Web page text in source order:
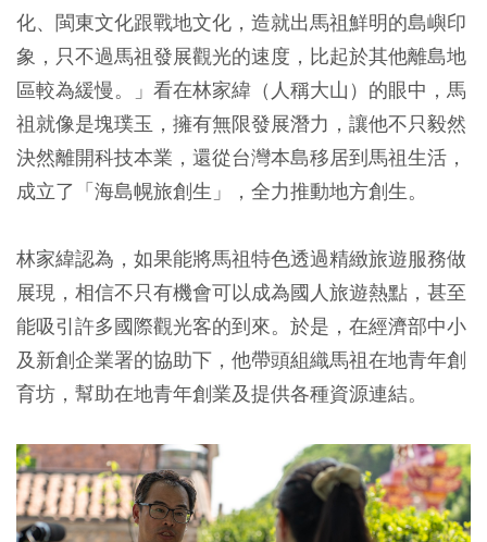
化、閩東文化跟戰地文化，造就出馬祖鮮明的島嶼印
象，只不過馬祖發展觀光的速度，比起於其他離島地
區較為緩慢。」看在林家緯（人稱大山）的眼中，馬
祖就像是塊璞玉，擁有無限發展潛力，讓他不只毅然
決然離開科技本業，還從台灣本島移居到馬祖生活，
成立了「海島幌旅創生」，全力推動地方創生。
林家緯認為，如果能將馬祖特色透過精緻旅遊服務做
展現，相信不只有機會可以成為國人旅遊熱點，甚至
能吸引許多國際觀光客的到來。於是，在經濟部中小
及新創企業署的協助下，他帶頭組織馬祖在地青年創
育坊，幫助在地青年創業及提供各種資源連結。